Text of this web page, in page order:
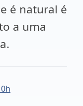
é natural é
a uma